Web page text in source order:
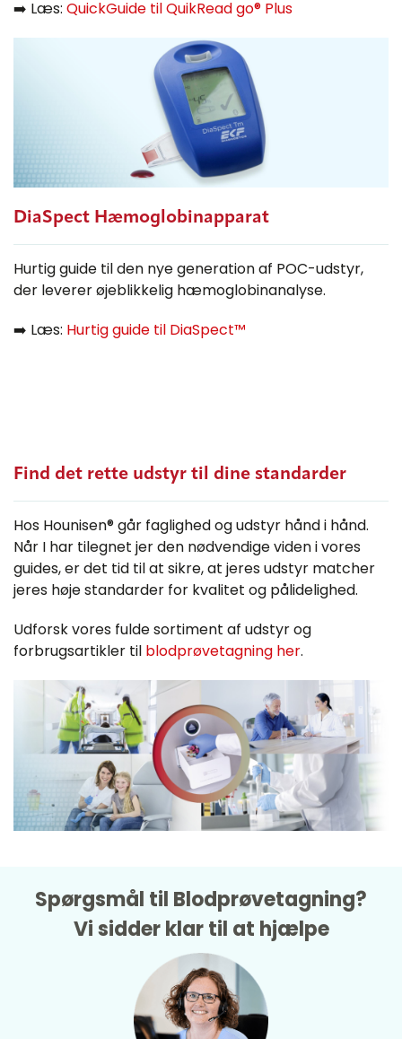
➡️ Læs: QuickGuide til QuikRead go® Plus
DiaSpect Hæmoglobinapparat
Hurtig guide til den nye generation af POC-udstyr,
der leverer øjeblikkelig hæmoglobinanalyse.
➡️ Læs: Hurtig guide til DiaSpect™
Find det rette udstyr til dine standarder
Hos Hounisen® går faglighed og udstyr hånd i hånd.
Når I har tilegnet jer den nødvendige viden i vores
guides, er det tid til at sikre, at jeres udstyr matcher
jeres høje standarder for kvalitet og pålidelighed.
Udforsk vores fulde sortiment af udstyr og
forbrugsartikler til blodprøvetagning her.
Spørgsmål til Blodprøvetagning?
Vi sidder klar til at hjælpe